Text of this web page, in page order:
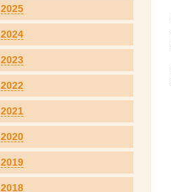
2025
2024
2023
2022
2021
2020
2019
2018